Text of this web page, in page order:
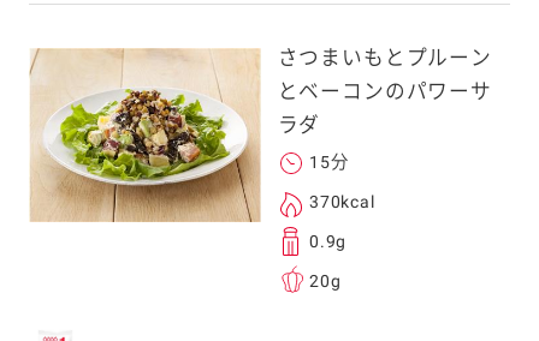
さつまいもとプルーン
とベーコンのパワーサ
ラダ
15分
370kcal
0.9g
20g